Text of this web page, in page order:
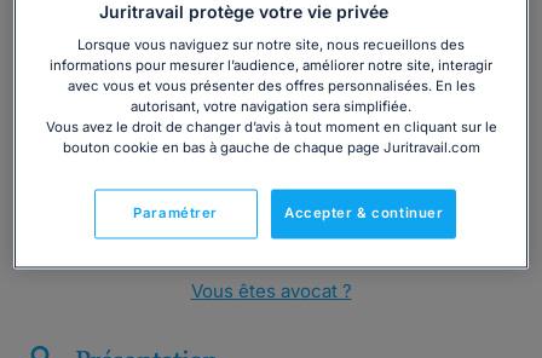
Vous souhaitez une consultation par
téléphone ?
Consulter immédiatement
Vous êtes avocat ?
Juritravail protège votre vie privée
Lorsque vous naviguez sur notre site, nous recueillons des
informations pour mesurer l’audience, améliorer notre site, interagir
avec vous et vous présenter des offres personnalisées. En les
autorisant, votre navigation sera simplifiée.
Vous avez le droit de changer d’avis à tout moment en cliquant sur le
bouton cookie en bas à gauche de chaque page Juritravail.com
Accepter & continuer
Paramétrer